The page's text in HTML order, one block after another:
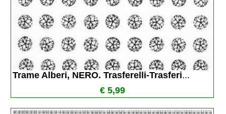
Trame Alberi, NERO. Trasferelli-Trasferi...
€ 5,99